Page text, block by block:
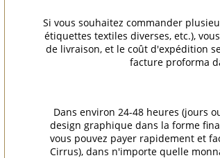
Si vous souhaitez commander
étiquettes textiles diverses, etc.),
de livraison, et le coût d'expédition
facture proforma
Dans environ 24-48 heures (jours
design graphique dans la forme
vous pouvez payer rapidement et
Cirrus), dans n'importe quelle